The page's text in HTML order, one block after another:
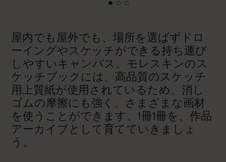
屋内でも屋外でも、場所を選ばずドロ
ーイングやスケッチができる持ち運び
しやすいキャンバス。モレスキンのス
ケッチブックには、高品質のスケッチ
用上質紙が使用されているため、消し
ゴムの摩擦にも強く、さまざまな画材
を使うことができます。1冊1冊を、作品
アーカイブとして育てていきましょ
う。